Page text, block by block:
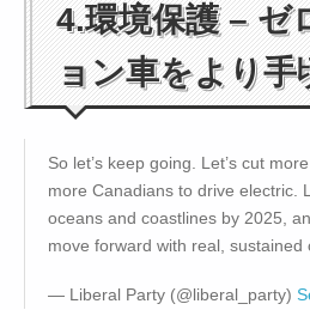
4.環境保護 – ゼ
ョン車をより手
So let’s keep going. Let’s cut
more Canadians to drive electric.
oceans and coastlines by 2025,
move forward with real, sustained
— Liberal Party (@liberal_party)